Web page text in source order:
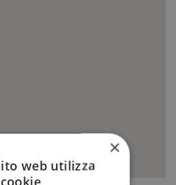
×
web utilizza
cookie